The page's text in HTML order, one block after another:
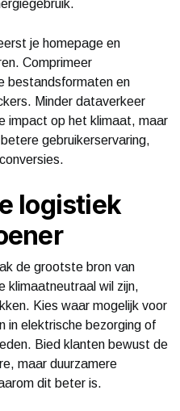
je homepage en
Comprimeer
bestandsformaten en
Minder dataverkeer
impact op het klimaat, maar
gebruikerservaring,
logistiek
de grootste bron van
klimaatneutraal wil zijn,
Kies waar mogelijk voor
in elektrische bezorging of
Bied klanten bewust de
maar duurzamere
dit beter is.